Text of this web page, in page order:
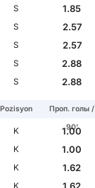
S
1.85
S
2.57
S
2.57
S
2.88
S 2.88
Pozisyon
Проп. голы /
90'
K
1.00
K
1.00
K
1.62